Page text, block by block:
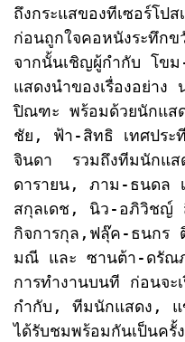
ถึงกระแสของทีเซอร์โป
ก่อนถูกใจคอหนังระทึก
จากนั้นเชิญผู้กำกับ โข
แสดงนำของเรื่องอย่า
ปิณฑะ พร้อมด้วยนักแส
ชัย, ฟ้า-สิทธิ เทศประ
จินดา  รวมถึงทีมนักแส
ดารายน, ภาม-ธนดล
สกุลเดช, นิว-อภิวิชญ์
กิจการกุล,ฟลุ๊ค-ธนกร
มณี และ ซานต้า-ดรัณ
การทำงานบนที ก่อนจะ
กำกับ, ทีมนักแสดง, แ
ได้รับชมพร้อมกันเป็นครั้